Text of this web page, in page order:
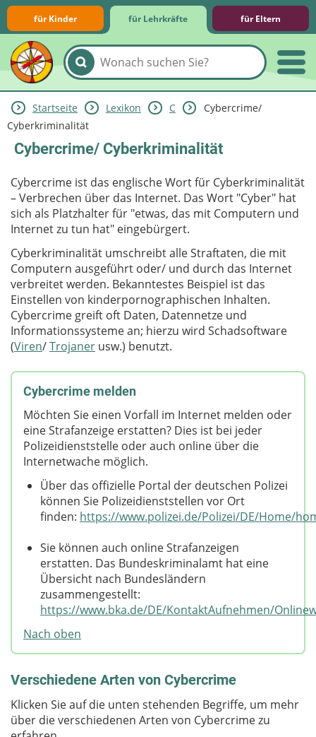
für Kinder für Lehrkräfte für Eltern
Lernmodule
Unterrichts­materialien
Internet-ABC-Schule
Praxishilfen
Aktuelles
Startseite Lexikon C
Cybercrime/
Cyberkriminalität
Cybercrime/ Cyberkriminalität
Cybercrime ist das englische Wort für Cyberkriminalität
– Verbrechen über das Internet. Das Wort "Cyber" hat
sich als Platzhalter für "etwas, das mit Computern und
Internet zu tun hat" eingebürgert.
Cyberkriminalität umschreibt alle Straftaten, die mit
Computern ausgeführt oder/ und durch das Internet
verbreitet werden. Bekanntestes Beispiel ist das
Einstellen von kinderpornographischen Inhalten.
Cybercrime greift oft Daten, Datennetze und
Informationssysteme an; hierzu wird Schadsoftware
(Viren/Trojaner usw.) benutzt.
Cybercrime melden
Möchten Sie einen Vorfall im Internet melden oder
eine Strafanzeige erstatten? Dies ist bei jeder
Polizeidienststelle oder auch online über die
Internetwache möglich.
Über das offizielle Portal der deutschen Polizei
können Sie Polizeidienststellen vor Ort
finden: https://www.polizei.de/Polizei/DE/Home/
Sie können auch online Strafanzeigen
erstatten. Das Bundeskriminalamt hat eine
Übersicht nach Bundesländern
zusammengestellt:
https://www.bka.de/DE/KontaktAufnehmen/
Nach oben
Verschiedene Arten von Cybercrime
Klicken Sie auf die unten stehenden Begriffe, um mehr
über die verschiedenen Arten von Cybercrime zu